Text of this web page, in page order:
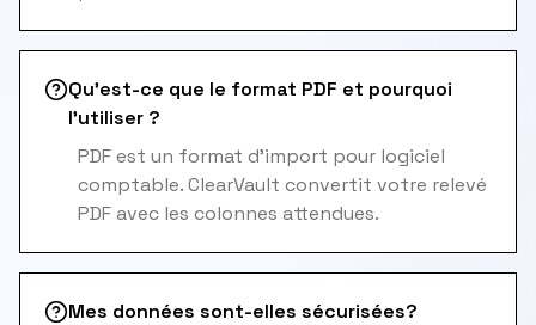
Qu'est-ce que le format PDF et pourquoi
l'utiliser ?
PDF est un format d'import pour logiciel
comptable. ClearVault convertit votre relevé
PDF avec les colonnes attendues.
Mes données sont-elles sécurisées?